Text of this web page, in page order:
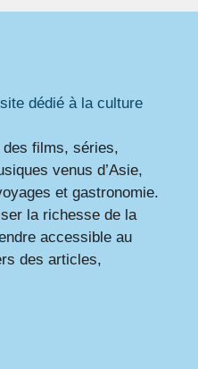
dédié à la culture
des films, séries,
venus d’Asie,
et gastronomie.
la richesse de la
accessible au
des articles,